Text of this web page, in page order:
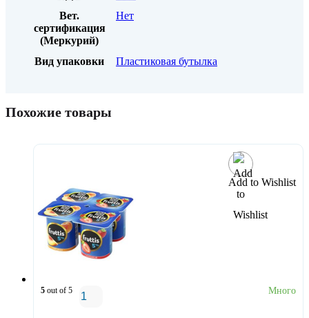
Вет.
сертификация
(Меркурий)
Нет
Вид упаковки Пластиковая бутылка
Похожие товары
Add to Wishlist
5 out of 5 Много